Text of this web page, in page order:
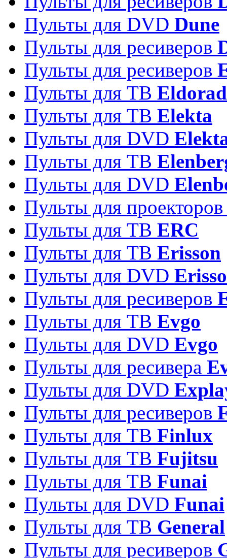
Пульты для DVD Dune
Пульты для ресиверов
Пульты для ресиверов
Пульты для ТВ
Пульты для ТВ Elekta
Пульты для DVD
Пульты для ТВ
Пульты для DVD
Пульты для
Пульты для ТВ ERC
Пульты для ТВ Erisson
Пульты для DVD
Пульты для ресиверов
Пульты для ТВ Evgo
Пульты для DVD Evgo
Пульты для ресивера
Пульты для DVD
Пульты для ресиверов
Пульты для ТВ Finlux
Пульты для ТВ Fujitsu
Пульты для ТВ Funai
Пульты для DVD Funai
Пульты для ТВ General
Пульты для ресиверов